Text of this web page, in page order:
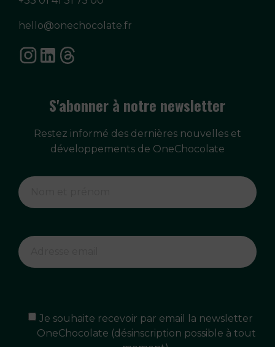
hello@onechocolate.fr
S'abonner à notre newsletter
Restez informé des dernières nouvelles et
développements de OneChocolate
Je souhaite recevoir par email la newsletter
OneChocolate (désinscription possible à tout